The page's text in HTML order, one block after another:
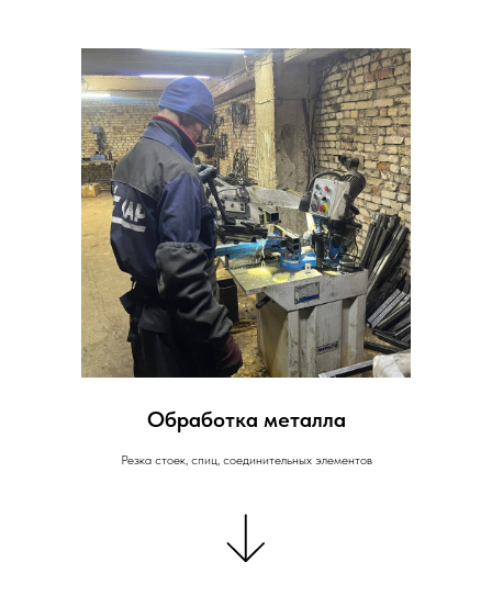
Обработка металла
Резка стоек, спиц, соединительных элементов